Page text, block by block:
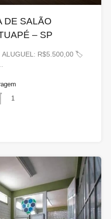
DE SALÃO
– SP
ALUGUEL: R$5.500,00 🏷
1